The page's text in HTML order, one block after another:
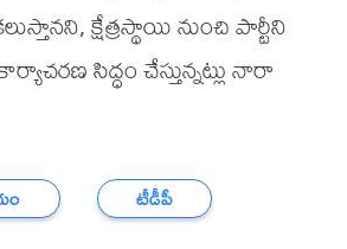
క్షేత్రస్థాయి నుంచి పార్టీని
సిద్ధం చేస్తున్నట్లు నారా
టీడీపీ